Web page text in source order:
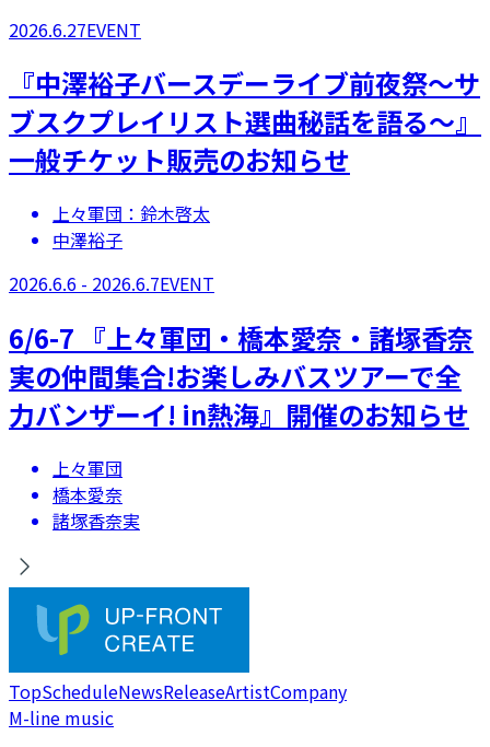
2026.6.27EVENT
​『中澤裕子バースデーライブ前夜祭～サ
ブスクプレイリスト選曲秘話を語る～』
一般チケット販売のお知らせ
上々軍団：鈴木啓太
中澤裕子
2026.6.6 - 2026.6.7EVENT
​6/6-7 『上々軍団・橋本愛奈・諸塚香奈
実の仲間集合!お楽しみバスツアーで全
力バンザーイ! in熱海』開催のお知らせ
上々軍団
橋本愛奈
諸塚香奈実
TopScheduleNewsReleaseArtistCompany
M-line music